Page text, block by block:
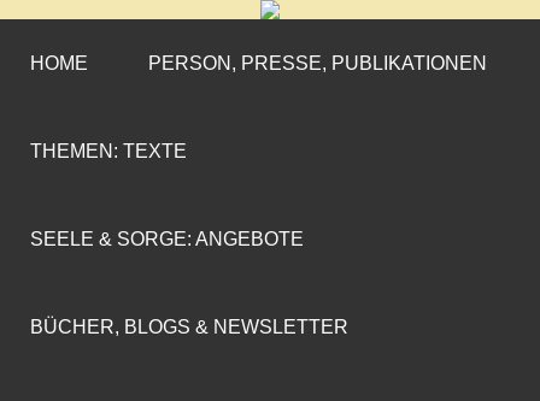
CORNELIA COENEN-
MARX
»ENGAGEMENT MIT PROFIL«
HOME PERSON, PRESSE, PUBLIKATIONEN
THEMEN: TEXTE
SEELE & SORGE: ANGEBOTE
BÜCHER, BLOGS & NEWSLETTER